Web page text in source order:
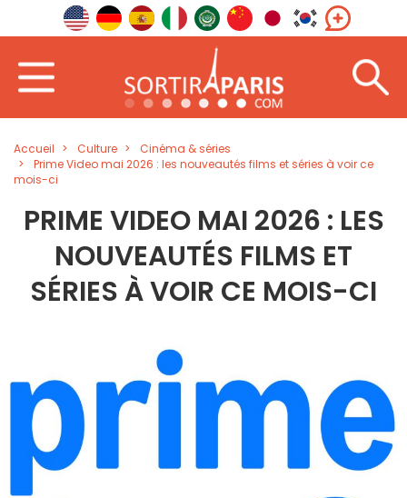
Accueil Culture
Cinéma & séries
Prime Video mai 2026 : les nouveautés films et séries à voir ce
mois-ci
PRIME VIDEO MAI 2026 : LES
NOUVEAUTÉS FILMS ET
SÉRIES À VOIR CE MOIS-CI